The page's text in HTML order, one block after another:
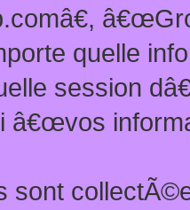
quelle
session
sont